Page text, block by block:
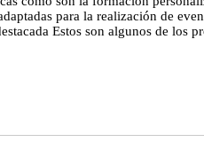
para la realización de
Estos son algunos de los